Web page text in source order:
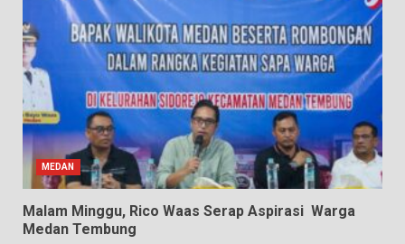
MEDAN
Malam Minggu, Rico Waas Serap Aspirasi Warga
Medan Tembung